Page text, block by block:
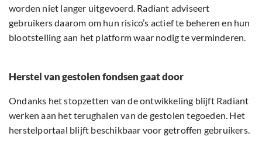
worden niet langer uitgevoerd. Radiant adviseert
gebruikers daarom om hun risico’s actief te beheren en hun
blootstelling aan het platform waar nodig te verminderen.
Herstel van gestolen fondsen gaat door
Ondanks het stopzetten van de ontwikkeling blijft Radiant
werken aan het terughalen van de gestolen tegoeden. Het
herstelportaal blijft beschikbaar voor getroffen gebruikers.